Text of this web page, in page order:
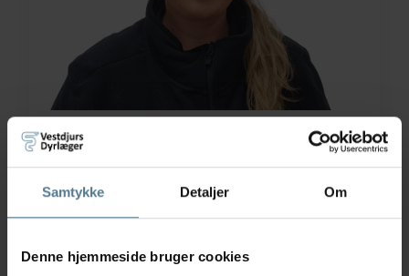
Samtykke Detaljer Om
Denne hjemmeside bruger cookies
Aut. veterinærsygeplejerske